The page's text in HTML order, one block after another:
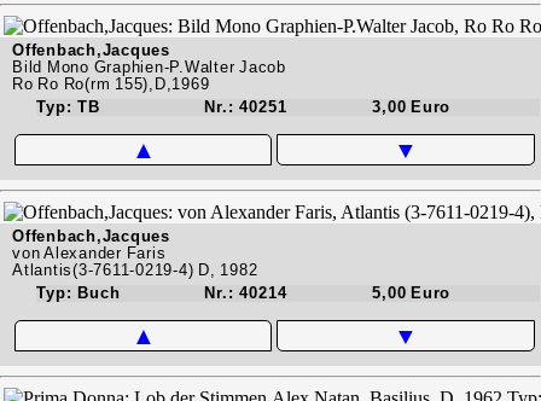
Offenbach,Jacques
Bild Mono Graphien-P.Walter Jacob
Ro Ro Ro(rm 155),D,1969
Typ: TB
Nr.: 40251 3,00 Euro
▲ ▼
Offenbach,Jacques
von Alexander Faris
Atlantis(3-7611-0219-4) D, 1982
Typ: Buch
Nr.: 40214 5,00 Euro
▲ ▼